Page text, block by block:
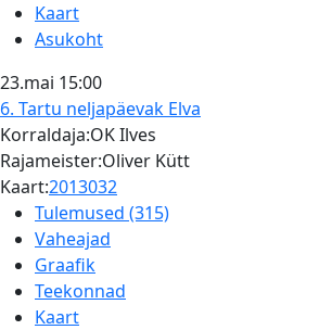
Kaart
Asukoht
23.mai 15:00
6. Tartu neljapäevak Elva
Korraldaja:OK Ilves
Rajameister:Oliver Kütt
Kaart:2013032
Tulemused (315)
Vaheajad
Graafik
Teekonnad
Kaart